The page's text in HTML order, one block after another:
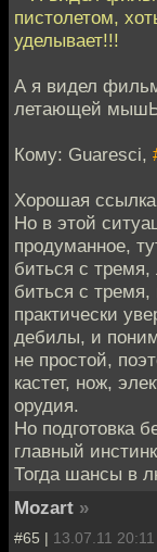
пистолетом,
уделывает!!!
А я видел
летающей мышЫ
Кому: Guaresci,
Хорошая
Но в этой
продуманное,
биться с
биться с
практически
дебилы, и
не простой,
кастет, нож,
орудия.
Но подготовка
главный
Тогда шансы в
Mozart »
#65 | 13.07.11 20:11